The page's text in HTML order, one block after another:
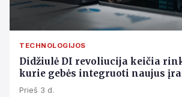
TECHNOLOGIJOS
Didžiulė DI revoliucija keičia
kurie gebės integruoti naujus
Prieš 3 d.